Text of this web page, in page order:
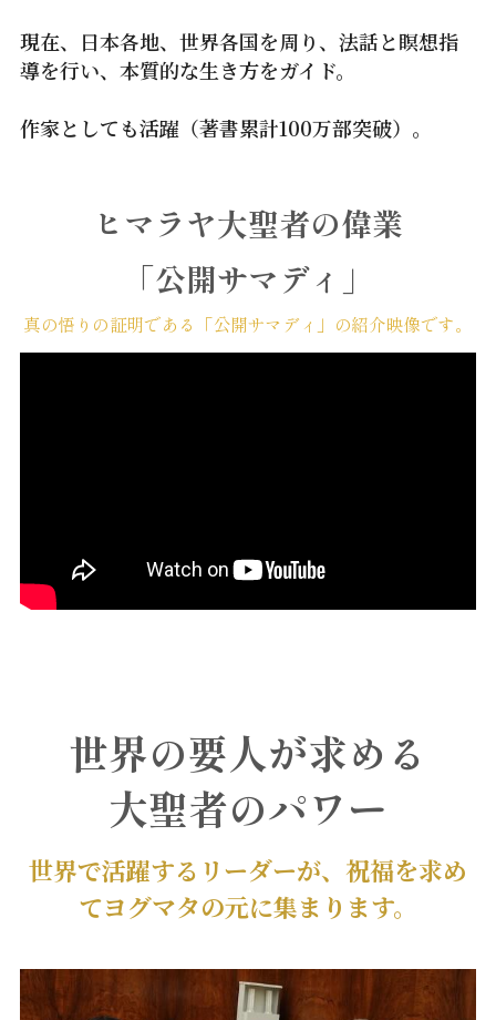
現在、日本各地、世界各国を周り、法話と瞑想指
導を行い、本質的な生き方をガイド。
作家としても活躍（著書累計100万部突破）。
ヒマラヤ大聖者の偉業
「公開サマディ」
真の悟りの証明である「公開サマディ」の紹介映像です。
世界の要人が求める
大聖者のパワー
世界で活躍するリーダーが、祝福を求め
てヨグマタの元に集まります。